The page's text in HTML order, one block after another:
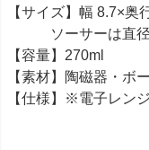
【サイズ】幅 8.7×奥
ソーサーは直径
【容量】270ml
【素材】陶磁器・ボ
【仕様】※電子レン